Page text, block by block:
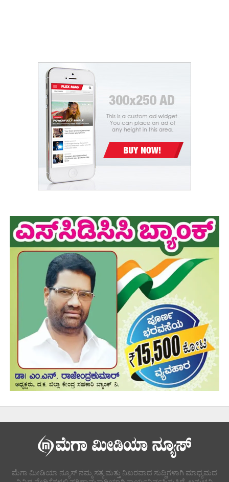
ಮೆಗಾ ಮೀಡಿಯಾ ನ್ಯೂಸ್ ನಮ್ಮ ಸತ್ಯ ಮತ್ತು ನಿಖರವಾದ ಸುದ್ದಿಗಳಾಗಿ ಮಾಧ್ಯಮದ